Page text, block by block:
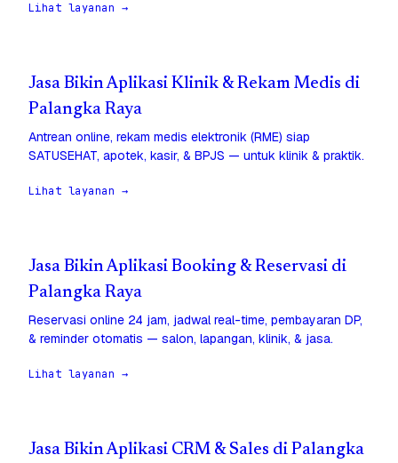
Lihat layanan →
Jasa Bikin Aplikasi Klinik & Rekam Medis di
Palangka Raya
Antrean online, rekam medis elektronik (RME) siap
SATUSEHAT, apotek, kasir, & BPJS — untuk klinik & praktik.
Lihat layanan →
Jasa Bikin Aplikasi Booking & Reservasi di
Palangka Raya
Reservasi online 24 jam, jadwal real-time, pembayaran DP,
& reminder otomatis — salon, lapangan, klinik, & jasa.
Lihat layanan →
Jasa Bikin Aplikasi CRM & Sales di Palangka